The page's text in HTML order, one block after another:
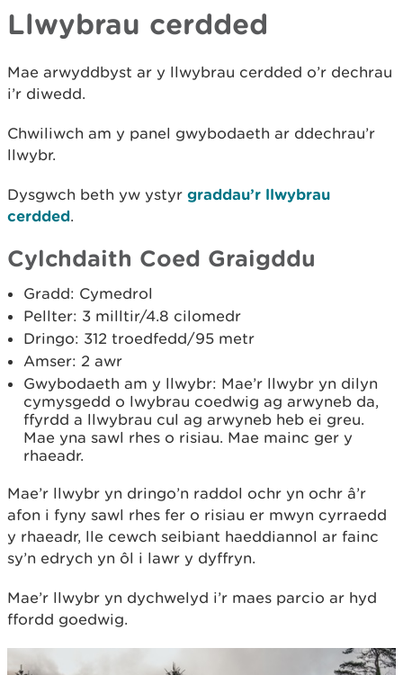
Llwybrau cerdded
Mae arwyddbyst ar y llwybrau cerdded o’r dechrau
i’r diwedd.
Chwiliwch am y panel gwybodaeth ar ddechrau’r
llwybr.
Dysgwch beth yw ystyr graddau’r llwybrau
cerdded.
Cylchdaith Coed Graigddu
Gradd: Cymedrol
Pellter: 3 milltir/4.8 cilomedr
Dringo: 312 troedfedd/95 metr
Amser: 2 awr
Gwybodaeth am y llwybr: Mae’r llwybr yn dilyn
cymysgedd o lwybrau coedwig ag arwyneb da,
ffyrdd a llwybrau cul ag arwyneb heb ei greu.
Mae yna sawl rhes o risiau. Mae mainc ger y
rhaeadr.
Mae’r llwybr yn dringo’n raddol ochr yn ochr â’r
afon i fyny sawl rhes fer o risiau er mwyn cyrraedd
y rhaeadr, lle cewch seibiant haeddiannol ar fainc
sy’n edrych yn ôl i lawr y dyffryn.
Mae’r llwybr yn dychwelyd i’r maes parcio ar hyd
ffordd goedwig.